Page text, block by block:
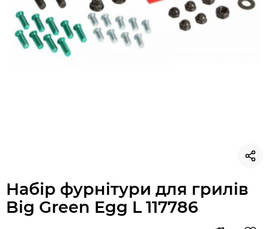
Набір фурнітури для грилів
Big Green Egg L 117786